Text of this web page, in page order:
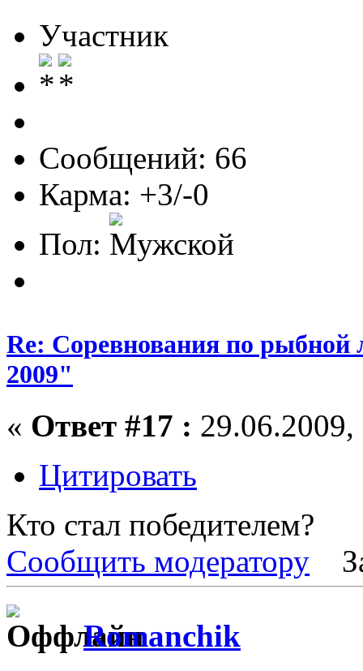
Участник
Сообщений: 66
Карма: +3/-0
Пол:
Re: Соревнования по рыбной
2009"
« Ответ #17 :
Цитировать
Кто стал победителем?
Сообщить модератору
Romanchik